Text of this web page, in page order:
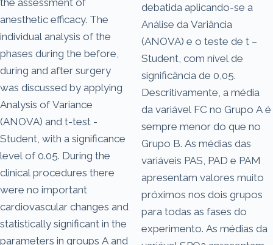
anesthetic efficacy. The
individual analysis of the
phases during the before,
during and after surgery
was discussed by applying
Analysis of Variance
(ANOVA) and t-test -
Student, with a significance
level of 0.05. During the
clinical procedures there
were no important
cardiovascular changes and
statistically significant in the
parameters in groups A and
debatida aplicando-se a
Análise da Variância
(ANOVA) e o teste de t –
Student, com nível de
significância de 0,05.
Descritivamente, a média
da variável FC no Grupo A é
sempre menor do que no
Grupo B. As médias das
variáveis PAS, PAD e PAM
apresentam valores muito
próximos nos dois grupos
para todas as fases do
experimento. As médias da